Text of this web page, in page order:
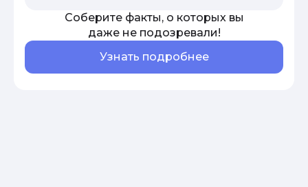
Соберите факты, о которых вы
даже не подозревали!
Узнать подробнее